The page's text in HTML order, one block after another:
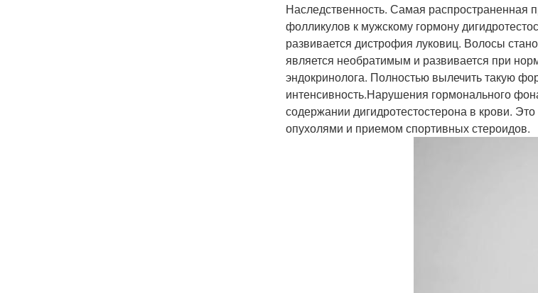
Наследственность. Самая распространенная
фолликулов к мужскому гормону
развивается дистрофия луковиц. Волосы
является необратимым и развивается при
эндокринолога. Полностью вылечить такую
интенсивность.Нарушения гормонального
содержании дигидротестостерона в крови.
опухолями и приемом спортивных стероидов.